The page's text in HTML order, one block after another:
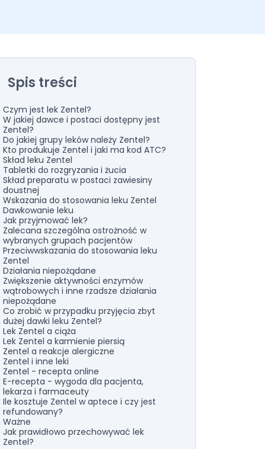
Spis treści
Czym jest lek Zentel?
W jakiej dawce i postaci dostępny jest
Zentel?
Do jakiej grupy leków należy Zentel?
Kto produkuje Zentel i jaki ma kod ATC?
Skład leku Zentel
Tabletki do rozgryzania i żucia
Skład preparatu w postaci zawiesiny
doustnej
Wskazania do stosowania leku Zentel
Dawkowanie leku
Jak przyjmować lek?
Zalecana szczególna ostrożność w
wybranych grupach pacjentów
Przeciwwskazania do stosowania leku
Zentel
Działania niepożądane
Zwiększenie aktywności enzymów
wątrobowych i inne rzadsze działania
niepożądane
Co zrobić w przypadku przyjęcia zbyt
dużej dawki leku Zentel?
Lek Zentel a ciąża
Lek Zentel a karmienie piersią
Zentel a reakcje alergiczne
Zentel i inne leki
Zentel - recepta online
E-recepta - wygoda dla pacjenta,
lekarza i farmaceuty
Ile kosztuje Zentel w aptece i czy jest
refundowany?
Ważne
Jak prawidłowo przechowywać lek
Zentel?